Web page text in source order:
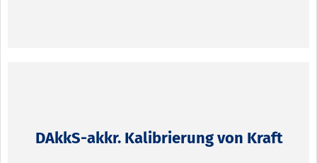
DAkkS-akkr. Kalibrierung von Kraft